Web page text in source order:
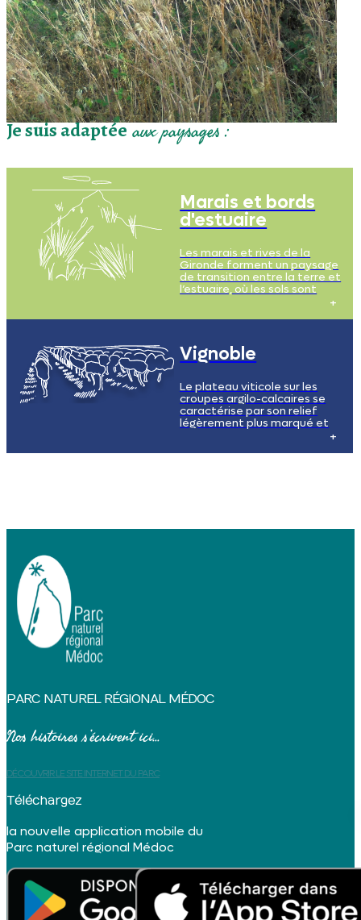
Je suis adaptéeaux paysages :
Marais et bords
d'estuaire
Les marais et rives de la
Gironde forment un paysage
de transition entre la terre et
l’estuaire, où les sols sont
pour de nombreuses espèces
animales et végétales.
Vignoble
Le plateau viticole sur les
croupes argilo-calcaires se
caractérise par son relief
légèrement plus marqué et
ses sols riches en argile et en
PARC NATUREL RÉGIONAL MÉDOC
Nos histoires s’écrivent ici...
DÉCOUVRIR LE SITE INTERNET DU PARC
Téléchargez
la nouvelle application mobile du
Parc naturel régional Médoc